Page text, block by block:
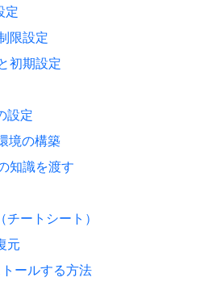
定
限設定
初期設定
設定
境の構築
知識を渡す
ートシート）
元
ールする方法